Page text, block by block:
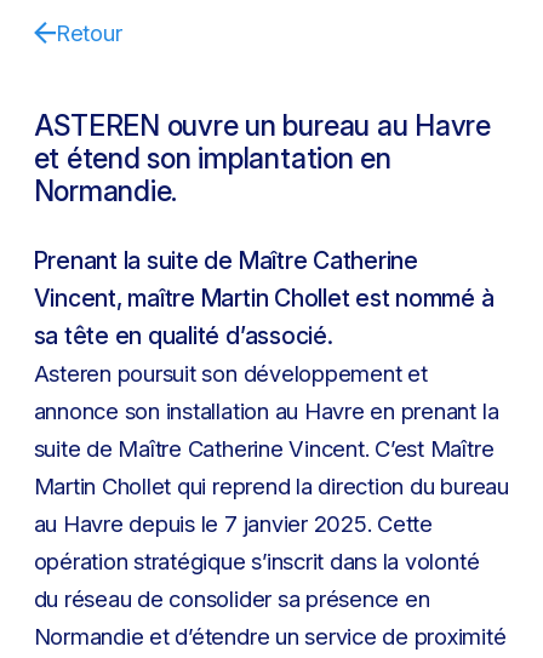
Retour
ASTEREN ouvre un bureau au Havre
et étend son implantation en
Normandie.
Prenant la suite de Maître Catherine
Vincent, maître Martin Chollet est nommé à
sa tête en qualité d’associé.
Asteren poursuit son développement et
annonce son installation au Havre en prenant la
suite de Maître Catherine Vincent. C’est Maître
Martin Chollet qui reprend la direction du bureau
au Havre depuis le 7 janvier 2025. Cette
opération stratégique s’inscrit dans la volonté
du réseau de consolider sa présence en
Normandie et d’étendre un service de proximité